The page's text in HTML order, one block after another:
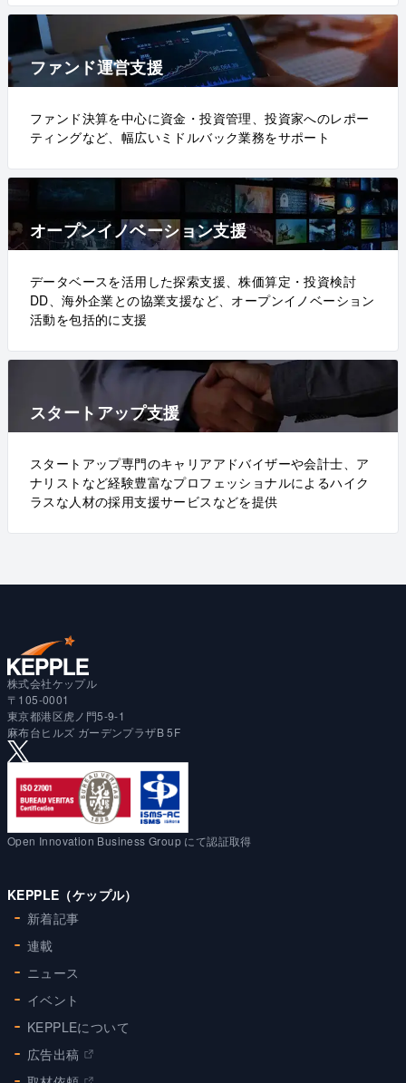
ファンド運営支援
ファンド決算を中心に資金・投資管理、投資家へのレポー
ティングなど、幅広いミドルバック業務をサポート
オープンイノベーション支援
データベースを活用した探索支援、株価算定・投資検討
DD、海外企業との協業支援など、オープンイノベーション
活動を包括的に支援
スタートアップ支援
スタートアップ専門のキャリアアドバイザーや会計士、ア
ナリストなど経験豊富なプロフェッショナルによるハイク
ラスな人材の採用支援サービスなどを提供
株式会社ケップル
〒105-0001
東京都港区虎ノ門5-9-1
麻布台ヒルズ ガーデンプラザB 5F
Open Innovation Business Group にて認証取得
KEPPLE（ケップル）
新着記事
連載
ニュース
イベント
KEPPLEについて
広告出稿